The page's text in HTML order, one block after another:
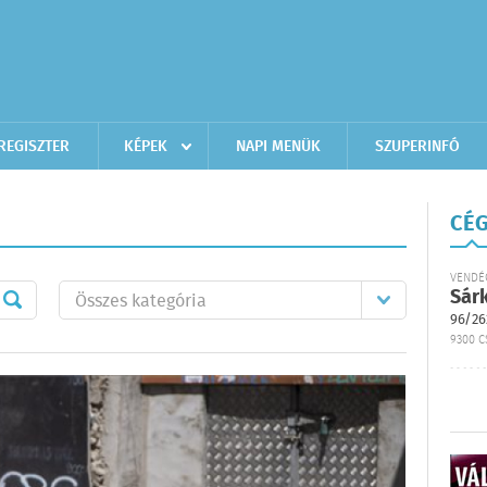
KÉPEK NAPI MENÜK SZUPERINFÓ
96/
9300